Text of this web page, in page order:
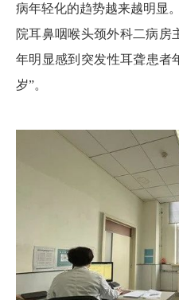
病年轻化的趋势越来越明显
院耳鼻咽喉头颈外科二病房
年明显感到突发性耳聋患者
岁”。